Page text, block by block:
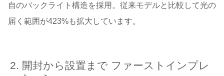
自のバックライト構造を採用。従来モデルと比較して光の
届く範囲が423%も拡大しています。
開封から設置まで ファーストインプレ